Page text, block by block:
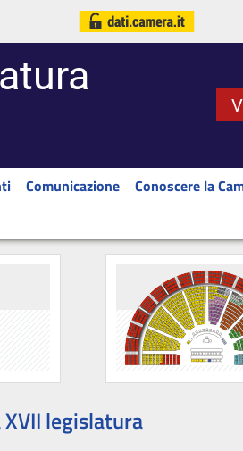
Comunicazione Conoscere la
legislatura